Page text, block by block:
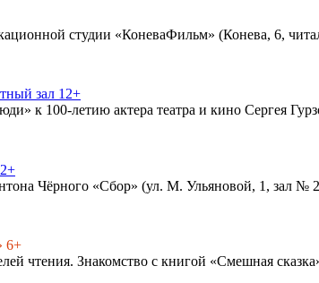
студии «КоневаФильм» (Конева, 6,
зал 12+
к 100-летию актера театра и кино Сергея
Чёрного «Сбор» (ул. М. Ульяновой, 1, зал №
6+
чтения. Знакомство с книгой «Смешная